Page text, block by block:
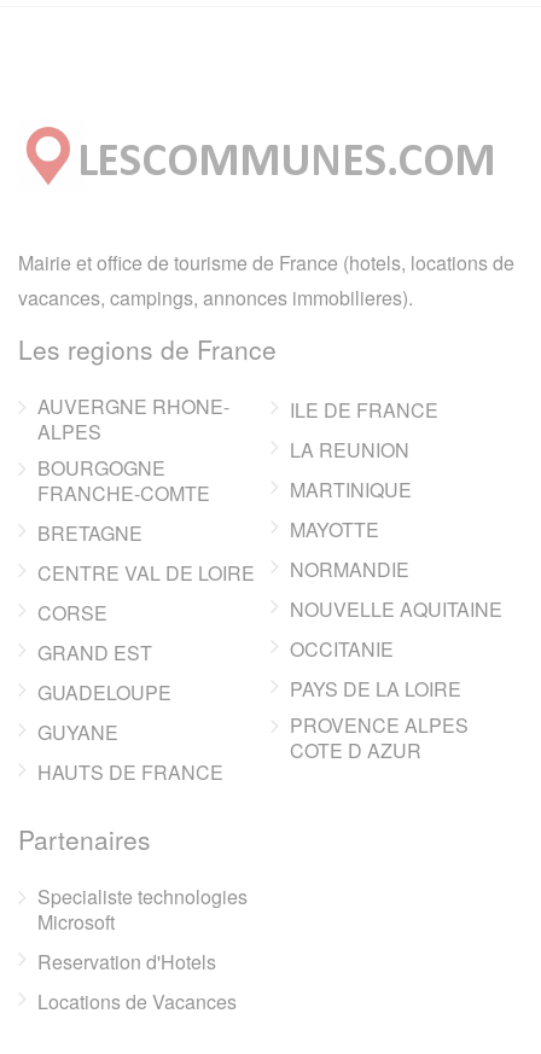
Mairie et office de tourisme de France (hotels, locations de
vacances, campings, annonces immobilieres).
Les regions de France
AUVERGNE RHONE-
ALPES
BOURGOGNE
FRANCHE-COMTE
BRETAGNE
CENTRE VAL DE LOIRE
CORSE
GRAND EST
GUADELOUPE
GUYANE
HAUTS DE FRANCE
ILE DE FRANCE
LA REUNION
MARTINIQUE
MAYOTTE
NORMANDIE
NOUVELLE AQUITAINE
OCCITANIE
PAYS DE LA LOIRE
PROVENCE ALPES
COTE D AZUR
Partenaires
Specialiste technologies
Microsoft
Reservation d'Hotels
Locations de Vacances